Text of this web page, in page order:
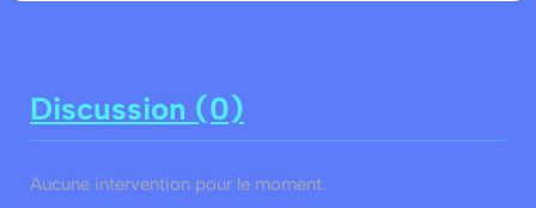
Discussion (0)
Aucune intervention pour le moment.